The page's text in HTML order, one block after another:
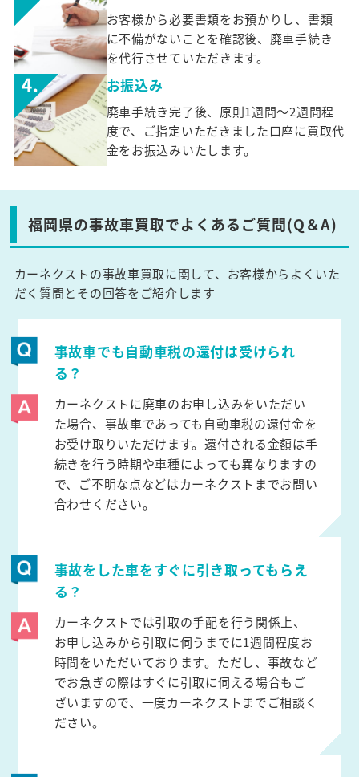
お客様から必要書類をお預かりし、書類
に不備がないことを確認後、廃車手続き
を代行させていただきます。
お振込み
廃車手続き完了後、原則1週間～2週間程
度で、ご指定いただきました口座に買取代
金をお振込みいたします。
福岡県の事故車買取でよくあるご質問(Q＆A)
カーネクストの事故車買取に関して、お客様からよくいた
だく質問とその回答をご紹介します
事故車でも自動車税の還付は受けられ
る？
カーネクストに廃車のお申し込みをいただい
た場合、事故車であっても自動車税の還付金を
お受け取りいただけます。還付される金額は手
続きを行う時期や車種によっても異なりますの
で、ご不明な点などはカーネクストまでお問い
合わせください。
事故をした車をすぐに引き取ってもらえ
る？
カーネクストでは引取の手配を行う関係上、
お申し込みから引取に伺うまでに1週間程度お
時間をいただいております。ただし、事故など
でお急ぎの際はすぐに引取に伺える場合もご
ざいますので、一度カーネクストまでご相談く
ださい。